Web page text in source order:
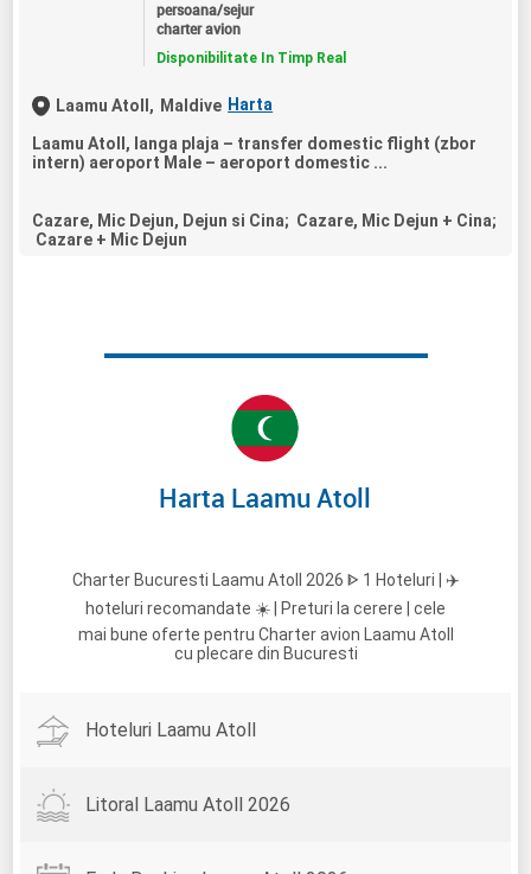
persoana/sejur
charter avion
Disponibilitate In Timp Real
Laamu Atoll, Maldive Harta
Laamu Atoll, langa plaja – transfer domestic flight (zbor
intern) aeroport Male – aeroport domestic ...
Cazare, Mic Dejun, Dejun si Cina; Cazare, Mic Dejun + Cina;
Cazare + Mic Dejun
Harta Laamu Atoll
Charter Bucuresti Laamu Atoll 2026 ᐈ 1 Hoteluri | ✈️
hoteluri recomandate ☀️ | Preturi la cerere | cele
mai bune oferte pentru Charter avion Laamu Atoll
cu plecare din Bucuresti
Hoteluri Laamu Atoll
Litoral Laamu Atoll 2026